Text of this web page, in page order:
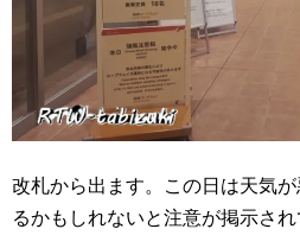
改札から出ます。この日は天気
るかもしれないと注意が掲示され